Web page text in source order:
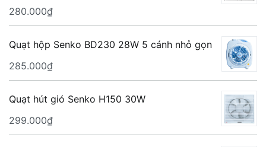
280.000₫
Quạt hộp Senko BD230 28W 5 cánh nhỏ gọn
285.000₫
Quạt hút gió Senko H150 30W
299.000₫